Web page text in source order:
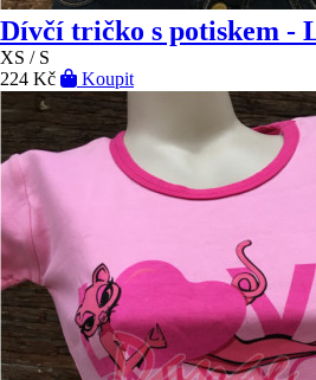
Dívčí tričko s potiskem -
XS / S
224 Kč
Koupit